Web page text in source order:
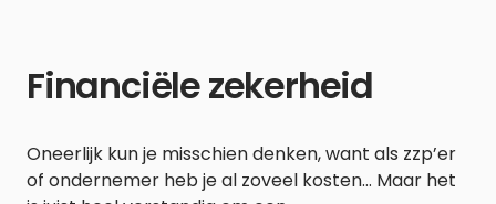
Financiële zekerheid
Oneerlijk kun je misschien denken, want als zzp’er
of ondernemer heb je al zoveel kosten… Maar het